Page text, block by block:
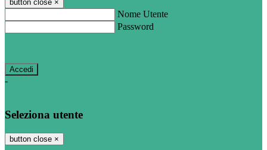
button close ×
Nome Utente
Password
-
Seleziona utente
button close ×